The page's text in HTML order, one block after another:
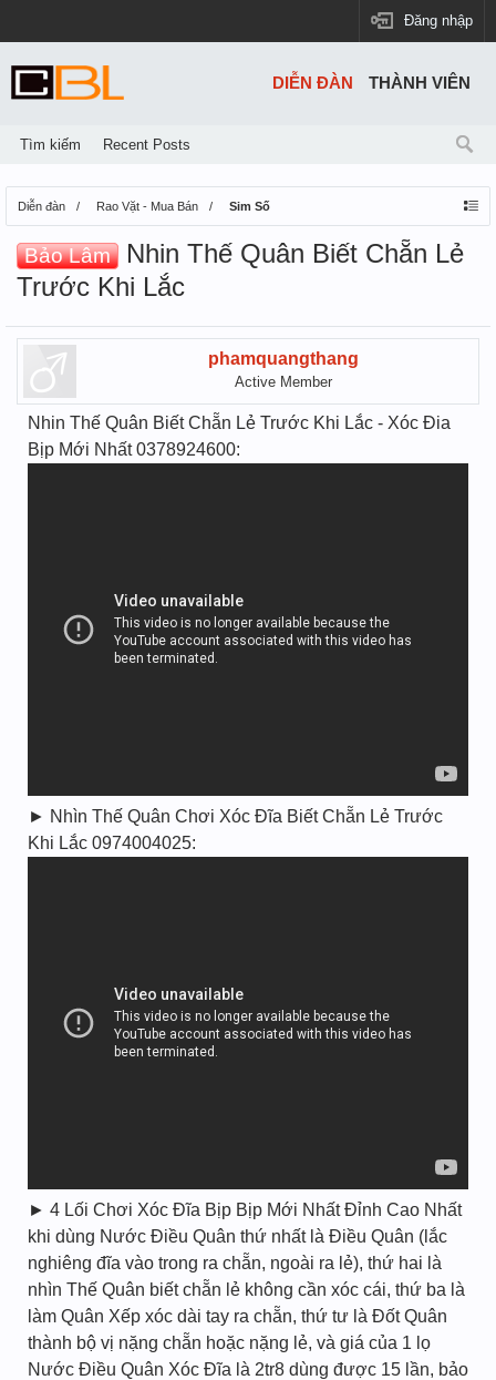
Đăng nhập
Diễn đàn Rao Vặt - Mua Bán Sim Số
Bảo Lâm
Nhin Thế Quân Biết Chẵn Lẻ
Trước Khi Lắc
phamquangthang
Active Member
Nhin Thế Quân Biết Chẵn Lẻ Trước Khi Lắc - Xóc Đia
Bịp Mới Nhất 0378924600:
► Nhìn Thế Quân Chơi Xóc Đĩa Biết Chẵn Lẻ Trước
Khi Lắc 0974004025:
► 4 Lối Chơi Xóc Đĩa Bịp Bịp Mới Nhất Đỉnh Cao Nhất
khi dùng Nước Điều Quân thứ nhất là Điều Quân (lắc
nghiêng đĩa vào trong ra chẵn, ngoài ra lẻ), thứ hai là
nhìn Thế Quân biết chẵn lẻ không cần xóc cái, thứ ba là
làm Quân Xếp xóc dài tay ra chẵn, thứ tư là Đốt Quân
thành bộ vị nặng chẵn hoặc nặng lẻ, và giá của 1 lọ
Nước Điều Quân Xóc Đĩa là 2tr8 dùng được 15 lần, bảo
DIỄN ĐÀN
Tìm kiếm Recent Posts
THÀNH VIÊN